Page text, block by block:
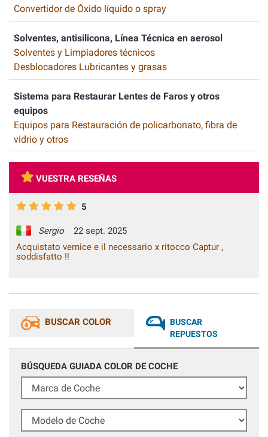
Convertidor de Óxido líquido o spray
Solventes, antisilicona, Línea Técnica en aerosol
Solventes y Limpiadores técnicos
Desblocadores Lubricantes y grasas
Sistema para Restaurar Lentes de Faros y otros
equipos
Equipos para Restauración de policarbonato, fibra de
vidrio y otros
VUESTRA RESEÑAS
5
Sergio
22 sept. 2025
Acquistato vernice e il necessario x ritocco Captur ,
soddisfatto !!
BUSCAR COLOR
BUSCAR
REPUESTOS
BÚSQUEDA GUIADA COLOR DE COCHE
Marca de Coche
Modelo de Coche